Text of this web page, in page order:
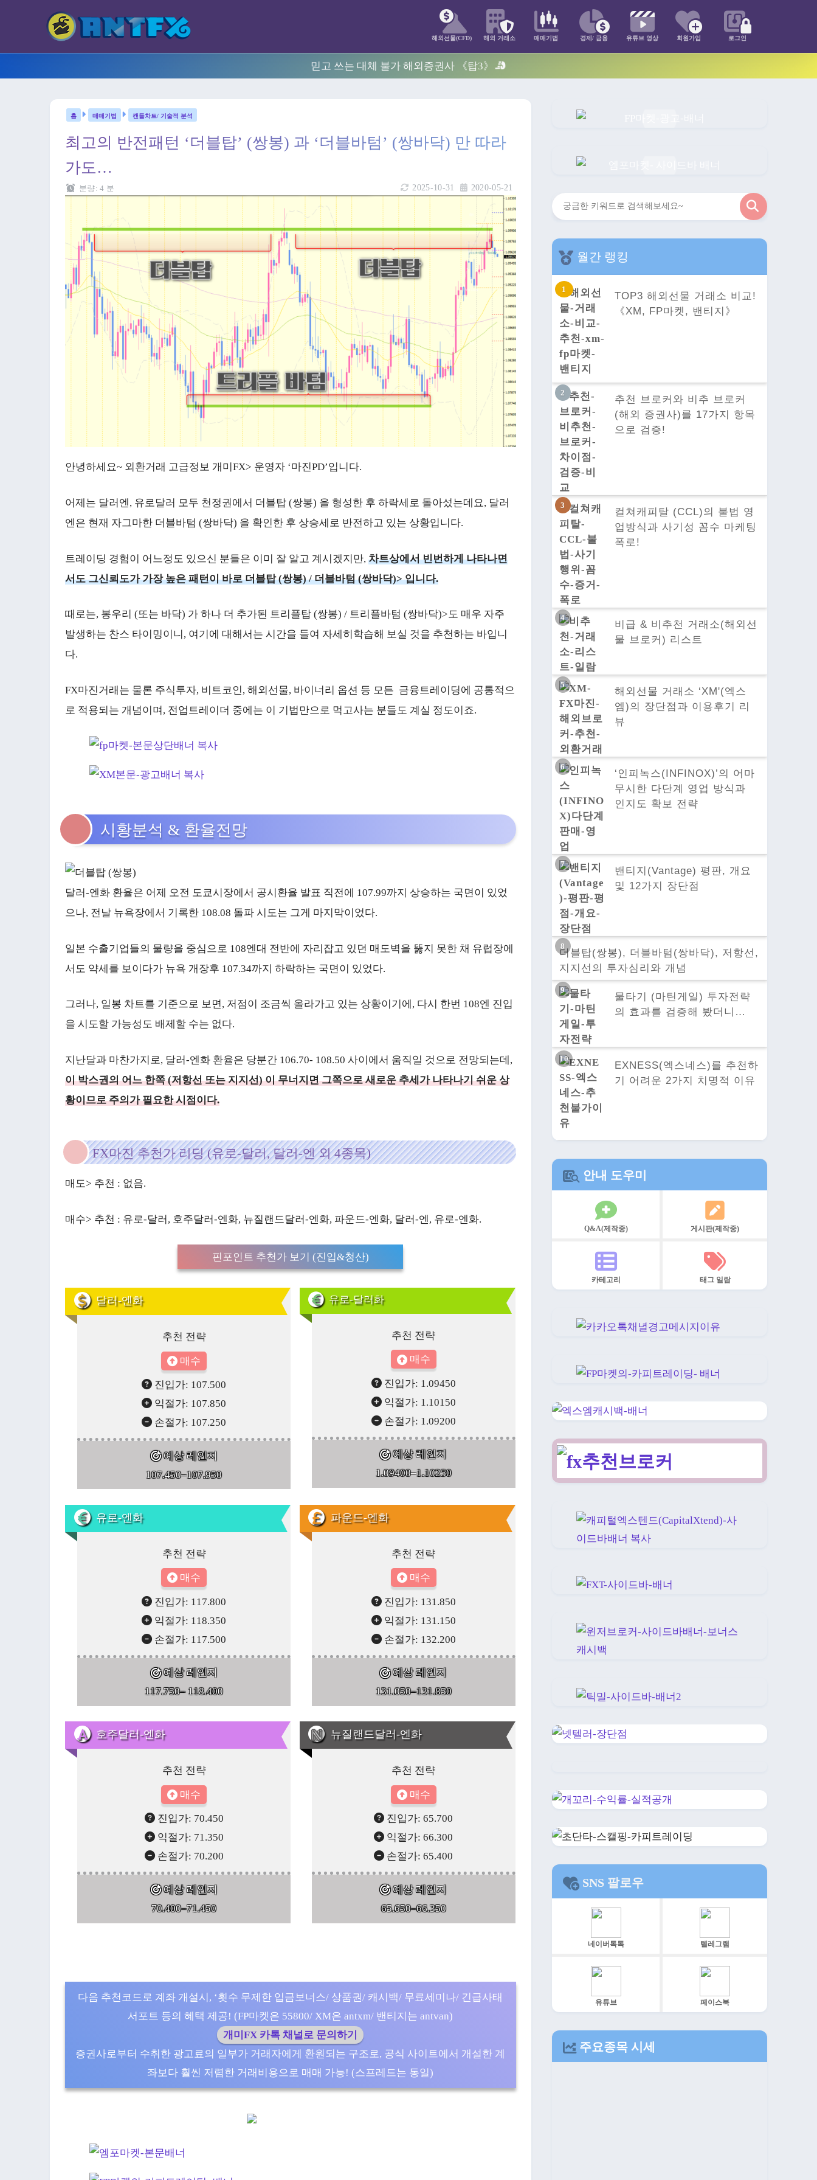
해외선물(CFD) 해외 거래소 매매기법 경제/ 금융 유튜브 영상 회원가입 로그인
믿고 쓰는 대체 불가 해외증권사 《탑3》
매매기법 캔들차트/ 기술적 분석
최고의 반전패턴 ‘더블탑’ (쌍봉) 과 ‘더블바텀’ (쌍바닥) 만 따라
가도…
2020-05-21
2025-10-31
분량: 4 분
안녕하세요~ 외환거래 고급정보 개미FX> 운영자 ‘마진PD’입니다.
어제는 달러엔, 유로달러 모두 천정권에서 더블탑 (쌍봉) 을 형성한 후 하락세로 돌아섰는데요, 달러
엔은 현재 자그마한 더블바텀 (쌍바닥) 을 확인한 후 상승세로 반전하고 있는 상황입니다.
트레이딩 경험이 어느정도 있으신 분들은 이미 잘 알고 계시겠지만, 차트상에서 빈번하게 나타나면
서도 그신뢰도가 가장 높은 패턴이 바로 더블탑 (쌍봉) / 더블바텀 (쌍바닥)> 입니다.
때로는, 봉우리 (또는 바닥) 가 하나 더 추가된 트리플탑 (쌍봉) / 트리플바텀 (쌍바닥)>도 매우 자주
발생하는 찬스 타이밍이니, 여기에 대해서는 시간을 들여 자세히학습해 보실 것을 추천하는 바입니
다.
FX마진거래는 물론 주식투자, 비트코인, 해외선물, 바이너리 옵션 등 모든 금융트레이딩에 공통적으
로 적용되는 개념이며, 전업트레이더 중에는 이 기법만으로 먹고사는 분들도 계실 정도이죠.
시황분석 & 환율전망
달러-엔화 환율은 어제 오전 도쿄시장에서 공시환율 발표 직전에 107.99까지 상승하는 국면이 있었
으나, 전날 뉴욕장에서 기록한 108.08 돌파 시도는 그게 마지막이었다.
일본 수출기업들의 물량을 중심으로 108엔대 전반에 자리잡고 있던 매도벽을 뚫지 못한 채 유럽장에
서도 약세를 보이다가 뉴욕 개장후 107.34까지 하락하는 국면이 있었다.
그러나, 일봉 차트를 기준으로 보면, 저점이 조금씩 올라가고 있는 상황이기에, 다시 한번 108엔 진입
을 시도할 가능성도 배제할 수는 없다.
지난달과 마찬가지로, 달러-엔화 환율은 당분간 106.70- 108.50 사이에서 움직일 것으로 전망되는데,
이 박스권의 어느 한쪽 (저항선 또는 지지선) 이 무너지면 그쪽으로 새로운 추세가 나타나기 쉬운 상
황이므로 주의가 필요한 시점이다.
FX마진 추천가 리딩 (유로-달러, 달러-엔 외 4종목)
매도> 추천 : 없음.
매수> 추천 : 유로-달러, 호주달러-엔화, 뉴질랜드달러-엔화, 파운드-엔화, 달러-엔, 유로-엔화.
핀포인트 추천가 보기 (진입&청산)
달러-엔화
추천 전략
매수
진입가: 107.500
익절가: 107.850
손절가: 107.250
예상 레인지
107.450–107.950
유로-달러화
추천 전략
매수
진입가: 1.09450
익절가: 1.10150
손절가: 1.09200
예상 레인지
1.09400–1.10250
유로-엔화
추천 전략
매수
진입가: 117.800
익절가: 118.350
손절가: 117.500
예상 레인지
117.750– 118.400
파운드-엔화
추천 전략
매수
진입가: 131.850
익절가: 131.150
손절가: 132.200
예상 레인지
131.050–131.850
호주달러-엔화
추천 전략
매수
진입가: 70.450
익절가: 71.350
손절가: 70.200
예상 레인지
70.400–71.450
뉴질랜드달러-엔화
추천 전략
매수
진입가: 65.700
익절가: 66.300
손절가: 65.400
예상 레인지
65.650–66.350
다음 추천코드로 계좌 개설시, ‘횟수 무제한 입금보너스/ 상품권/ 캐시백/ 무료세미나/ 긴급사태
서포트 등의 혜택 제공! (FP마켓은 55800/ XM은 antxm/ 밴티지는 antvan)
개미FX 카톡 채널로 문의하기
증권사로부터 수취한 광고료의 일부가 거래자에게 환원되는 구조로, 공식 사이트에서 개설한 계
좌보다 훨씬 저렴한 거래비용으로 매매 가능! (스프레드는 동일)
검
월간 랭킹
TOP3 해외선물 거래소 비교!
《XM, FP마켓, 밴티지》
추천 브로커와 비추 브로커
(해외 증권사)를 17가지 항목
으로 검증!
컬쳐캐피탈 (CCL)의 불법 영
업방식과 사기성 꼼수 마케팅
폭로!
비급 & 비추천 거래소(해외선
물 브로커) 리스트
해외선물 거래소 ‘XM'(엑스
엠)의 장단점과 이용후기 리
뷰
‘인피녹스(INFINOX)’의 어마
무시한 다단계 영업 방식과
인지도 확보 전략
밴티지(Vantage) 평판, 개요
및 12가지 장단점
더블탑(쌍봉), 더블바텀(쌍바닥), 저항선,
지지선의 투자심리와 개념
물타기 (마틴게일) 투자전략
의 효과를 검증해 봤더니…
EXNESS(엑스네스)를 추천하
기 어려운 2가지 치명적 이유
안내 도우미
Q&A(제작중) 게시판(제작중)
카테고리 태그 일람
SNS 팔로우
네이버톡톡 텔레그램
유튜브 페이스북
주요종목 시세